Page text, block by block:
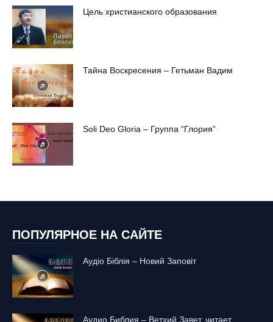
Цель христианского образования
Тайна Воскресения – Гетьман Вадим
Soli Deo Gloria – Группа “Глория”
ПОПУЛЯРНОЕ НА САЙТЕ
Аудіо Біблія – Новий Заповіт
Аудио Библия – Ветхий Завет, читает